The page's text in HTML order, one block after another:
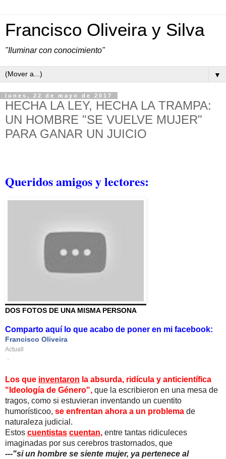
Francisco Oliveira y Silva
"Iluminar con conocimiento"
▼
lunes, 22 de mayo de 2017
HECHA LA LEY, HECHA LA TRAMPA:
UN HOMBRE "SE VUELVE MUJER"
PARA GANAR UN JUICIO
Queridos amigos y lectores:
DOS FOTOS DE UNA MISMA PERSONA
Comparto aquí lo que acabo de poner en mi facebook:
Francisco Oliveira
Actuall
·
Los que inventaron la absurda, ridícula y anticientífica
"Ideología de Género", que la escribieron en una mesa de
tragos, como si estuvieran inventando un cuentito
humorísticoo, se enfrentan ahora a un problema de
naturaleza judicial.
Estos cuentistas cuentan, entre tantas ridiculeces
imaginadas por sus cerebros trastornados, que
---"si un hombre se siente mujer, ya pertenece al